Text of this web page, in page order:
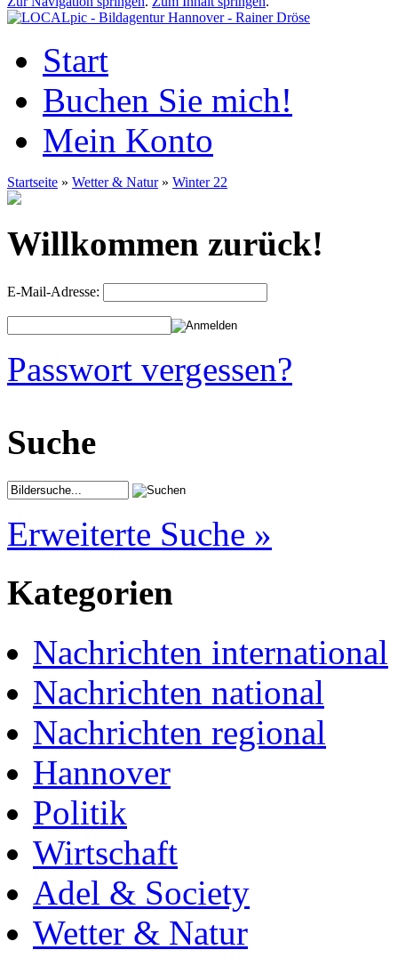
Start
Buchen Sie mich!
Mein Konto
Startseite » Wetter & Natur» Winter 22
Willkommen zurück!
E-Mail-Adresse:
Passwort vergessen?
Suche
Erweiterte Suche »
Kategorien
Nachrichten international
Nachrichten national
Nachrichten regional
Hannover
Politik
Wirtschaft
Adel & Society
Wetter & Natur